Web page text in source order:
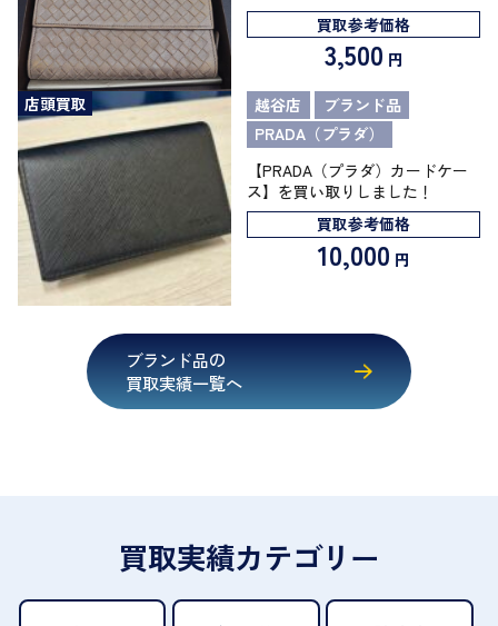
買取参考価格
3,500 円
店頭買取
越谷店
ブランド品
PRADA（プラダ）
【PRADA（プラダ）カードケー
ス】を買い取りしました！
買取参考価格
10,000 円
ブランド品の
買取実績一覧へ
買取実績カテゴリー